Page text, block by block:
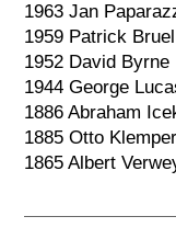
1963 Jan
1959 Patrick Bruel
1952 David Byrne
1944 George
1886 Abraham
1885 Otto
1865 Albert